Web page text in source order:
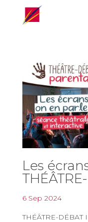
Les
6 Sep 2024
THÉÂTRE-DÉBAT